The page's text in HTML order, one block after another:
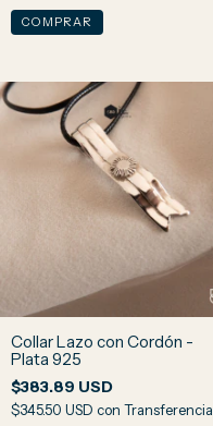
Collar Lazo con Cordón -
Plata 925
$383.89 USD
$345.50 USD con Transferencia